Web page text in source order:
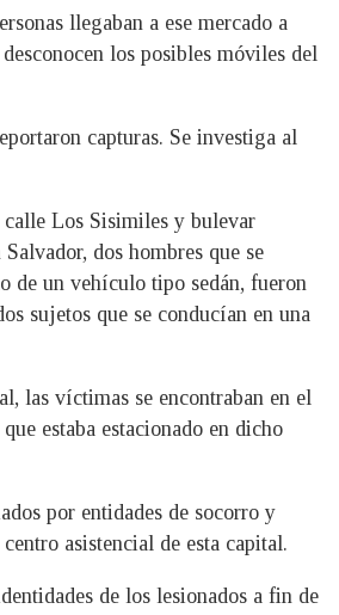
llegaban a ese mercado a
los posibles móviles del
capturas. Se investiga al
Los Sisimiles y bulevar
dos hombres que se
de un vehículo tipo sedán, fueron
sujetos que se conducían en una
las víctimas se encontraban en el
estaba estacionado en dicho
por entidades de socorro y
asistencial de esta capital.
de los lesionados a fin de